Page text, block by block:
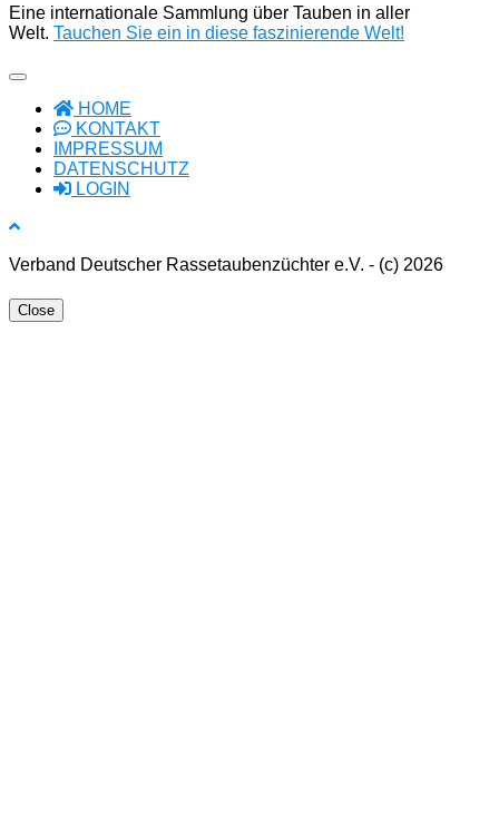
Eine internationale Sammlung über Tauben in aller
Welt. Tauchen Sie ein in diese faszinierende Welt!
HOME
KONTAKT
IMPRESSUM
DATENSCHUTZ
LOGIN
Verband Deutscher Rassetaubenzüchter e.V. - (c) 2026
Close